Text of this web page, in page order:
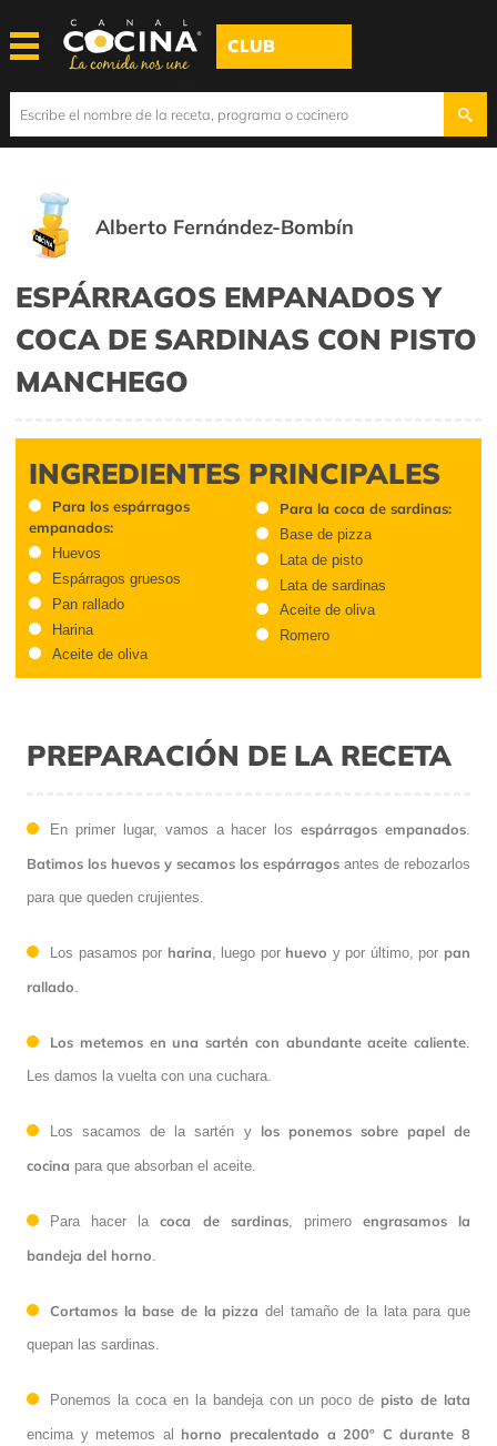
CLUB
Alberto Fernández-Bombín
ESPÁRRAGOS EMPANADOS Y
COCA DE SARDINAS CON PISTO
MANCHEGO
INGREDIENTES PRINCIPALES
Para los espárragos
empanados:
Huevos
Espárragos gruesos
Pan rallado
Harina
Aceite de oliva
Para la coca de sardinas:
Base de pizza
Lata de pisto
Lata de sardinas
Aceite de oliva
Romero
PREPARACIÓN DE LA RECETA
En primer lugar, vamos a hacer losespárragos empanados.
Batimos los huevos y secamos los espárragos antes de rebozarlos
para que queden crujientes.
Los pasamos por harina, luego por huevo y por último, por pan
rallado.
Los metemos en una sartén con abundante aceite caliente.
Les damos la vuelta con una cuchara.
Los sacamos de la sartén ylos ponemos sobre papel de
cocina para que absorban el aceite.
Para hacer la coca de sardinas, primero engrasamos la
bandeja del horno.
Cortamos la base de la pizza del tamaño de la lata para que
quepan las sardinas.
Ponemos la coca en la bandeja con un poco de pisto de lata
encima y metemos al
horno precalentado a 200º C durante 8